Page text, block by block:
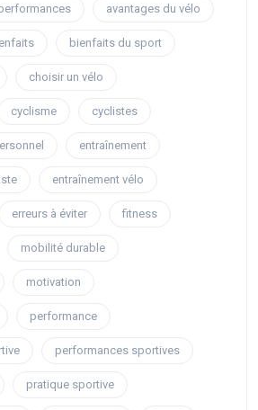
avantages du vélo
bienfaits du sport
choisir un vélo
cyclisme cyclistes
entraînement
entraînement vélo
erreurs à éviter fitness
mobilité durable
motivation
performance
performances sportives
pratique sportive